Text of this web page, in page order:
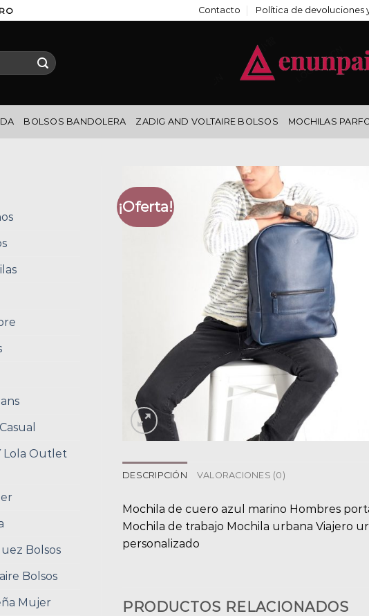
Contacto Política de devoluciones
BOLSOS BANDOLERA ZADIG AND VOLTAIRE BOLSOS MOCHILAS
Lola Outlet
Bolsos
Bolsos
Mujer
¡Oferta!
DESCRIPCIÓN VALORACIONES (0)
Mochila de cuero azul marino Hombres
Mochila de trabajo Mochila urbana Viajero
personalizado
PRODUCTOS RELACIONADOS